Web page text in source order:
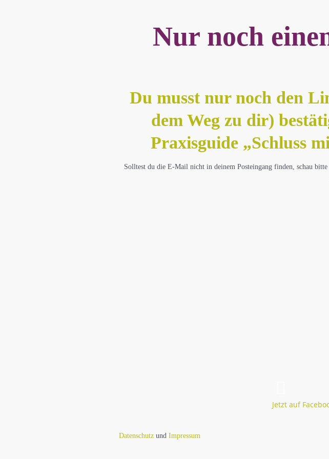
Nur noch
Du musst nur noch den
dem Weg zu dir)
Praxisguide „Schluss
Solltest du die E-Mail nicht in deinem Posteingang finden, schau
Jetzt auf
Datenschutz undImpressum